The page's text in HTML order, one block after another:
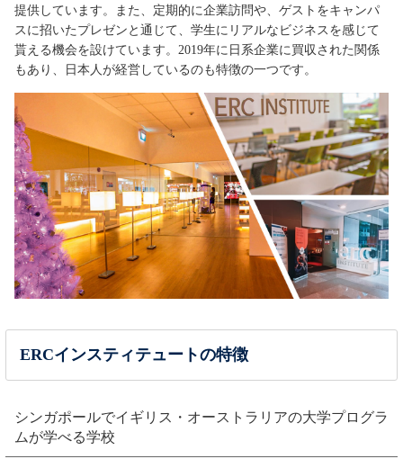
提供しています。また、定期的に企業訪問や、ゲストをキャンパ
スに招いたプレゼンと通じて、学生にリアルなビジネスを感じて
貰える機会を設けています。2019年に日系企業に買収された関係
もあり、日本人が経営しているのも特徴の一つです。
ERCインスティテュートの特徴
シンガポールでイギリス・オーストラリアの大学プログラ
ムが学べる学校